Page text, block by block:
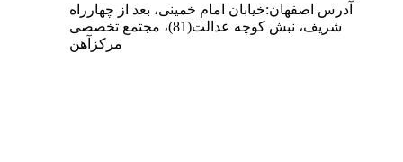
آدرس اصفهان:خیابان امام خمینی، بعد از چهارراه
شریف، نبش کوچه عدالت(81)، مجتمع تخصصی
مرکزآهن